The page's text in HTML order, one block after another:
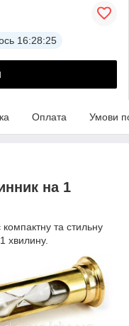
16:28:25
Оплата Умови
на 1
та стильну
хвилину.